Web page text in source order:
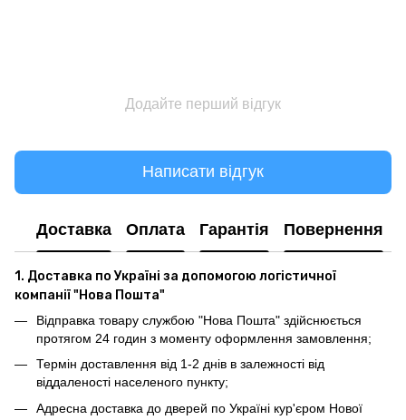
Додайте перший відгук
Написати відгук
Доставка Оплата Гарантія Повернення
1. Доставка по Україні за допомогою логістичної
компанії "Нова Пошта"
Відправка товару службою "Нова Пошта" здійснюється
протягом 24 годин з моменту оформлення замовлення;
Термін доставлення від 1-2 днів в залежності від
віддаленості населеного пункту;
Адресна доставка до дверей по Україні кур'єром Нової